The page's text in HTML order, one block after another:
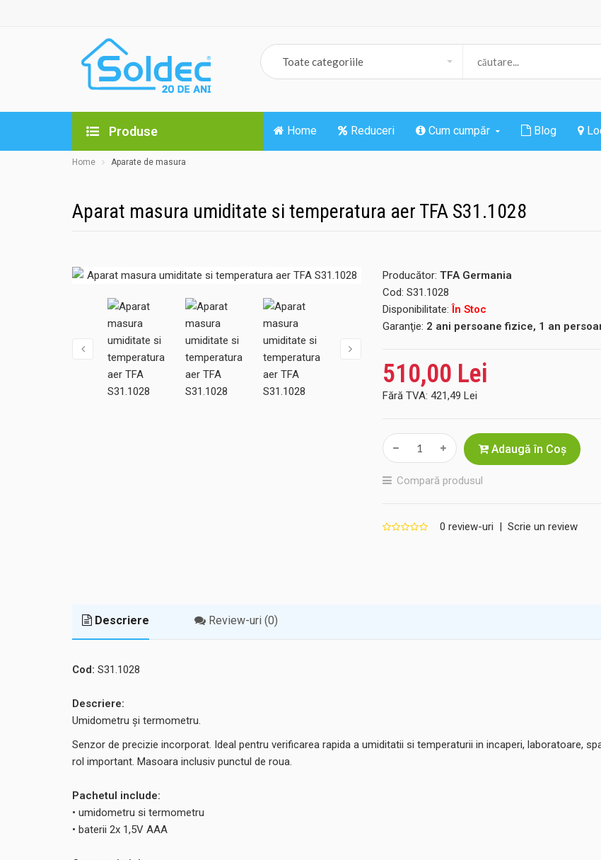
Produse Home Reduceri Cum cumpăr Blog
Home Aparate de masura
Aparat masura umiditate si temperatura aer TFA S31.1028
Producător: TFA Germania
Cod: S31.1028
Disponibilitate: În Stoc
Garanţie: 2 ani persoane fizice, 1 an
510,00 Lei
Fără TVA: 421,49 Lei
Adaugă în Coş
Compară produsul
0 review-uri | Scrie un review
Descriere Review-uri (0)
Cod: S31.1028
Descriere:
Umidometru şi termometru.
Senzor de precizie incorporat. Ideal pentru verificarea rapida a umiditatii si temperaturii in incaperi, laboratoare,
rol important. Masoara inclusiv punctul de roua.
Pachetul include:
• umidometru si termometru
• baterii 2x 1,5V AAA